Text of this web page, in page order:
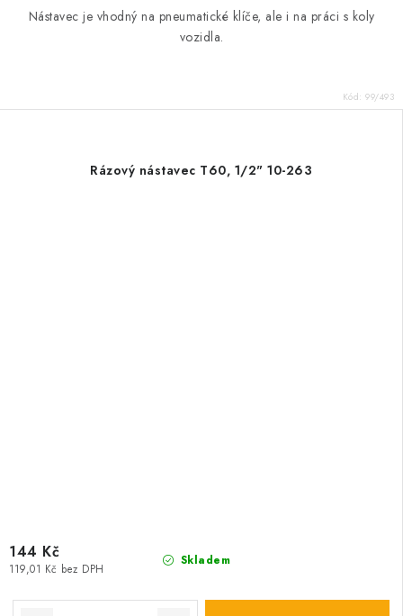
Nástavec je vhodný na pneumatické klíče, ale i na práci s koly
vozidla.
Kód: 99/493
Rázový nástavec T60, 1/2" 10-263
Skladem
119,01 Kč bez DPH
144 Kč